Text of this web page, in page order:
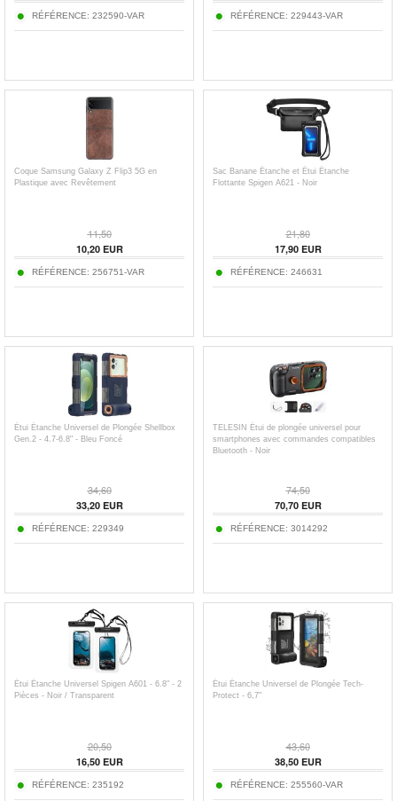
RÉFÉRENCE: 232590-VAR RÉFÉRENCE: 229443-VAR
Coque Samsung Galaxy Z Flip3 5G en
Plastique avec Revêtement
11,50
10,20EUR
RÉFÉRENCE: 256751-VAR
Sac Banane Étanche et Étui Étanche
Flottante Spigen A621 - Noir
21,80
17,90EUR
RÉFÉRENCE: 246631
Étui Étanche Universel de Plongée Shellbox
Gen.2 - 4.7-6.8" - Bleu Foncé
34,60
33,20EUR
RÉFÉRENCE: 229349
TELESIN Étui de plongée universel pour
smartphones avec commandes compatibles
Bluetooth - Noir
74,50
70,70EUR
RÉFÉRENCE: 3014292
Étui Étanche Universel Spigen A601 - 6.8" - 2
Pièces - Noir / Transparent
20,50
16,50EUR
RÉFÉRENCE: 235192
Étui Étanche Universel de Plongée Tech-
Protect - 6,7"
43,60
38,50EUR
RÉFÉRENCE: 255560-VAR